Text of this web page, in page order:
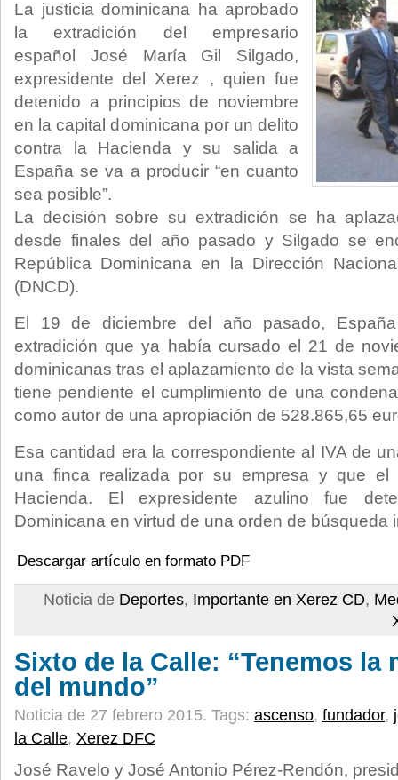
La justicia dominicana ha aprobado
la extradición del empresario
español José María Gil Silgado,
expresidente del Xerez , quien fue
detenido a principios de noviembre
en la capital dominicana por un delito
contra la Hacienda y su salida a
España se va a producir “en cuanto
sea posible”.
La decisión sobre su extradición se ha
desde finales del año pasado y Silgado se
República Dominicana en la Dirección
(DNCD).
El 19 de diciembre del año pasado,
extradición que ya había cursado el 21 de
dominicanas tras el aplazamiento de la vista
tiene pendiente el cumplimiento de una
como autor de una apropiación de 528.865,65
Esa cantidad era la correspondiente al IVA de
una finca realizada por su empresa y que el
Hacienda. El expresidente azulino fue
Dominicana en virtud de una orden de búsqueda
Descargar artículo en formato PDF
Noticia de Deportes, Importante en Xerez CD,
Sixto de la Calle: “Tenemos la
del mundo”
Noticia de 27 febrero 2015. Tags: ascenso, fundador,
la Calle, Xerez DFC
José Ravelo y José Antonio Pérez-Rendón,